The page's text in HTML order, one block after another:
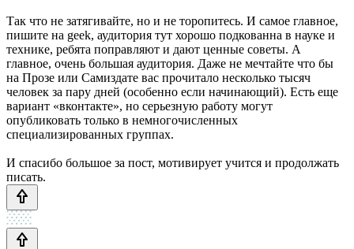
Так что не затягивайте, но и не торопитесь. И самое главное,
пишите на geek, аудитория тут хорошо подкованна в науке и
технике, ребята поправляют и дают ценные советы. А
главное, очень большая аудитория. Даже не мечтайте что бы
на Прозе или Самиздате вас прочитало несколько тысяч
человек за пару дней (особенно если начинающий). Есть еще
вариант «вконтакте», но серьезную работу могут
опубликовать только в немногочисленных
специализированных группах.
И спасибо большое за пост, мотивирует учится и продолжать
писать.